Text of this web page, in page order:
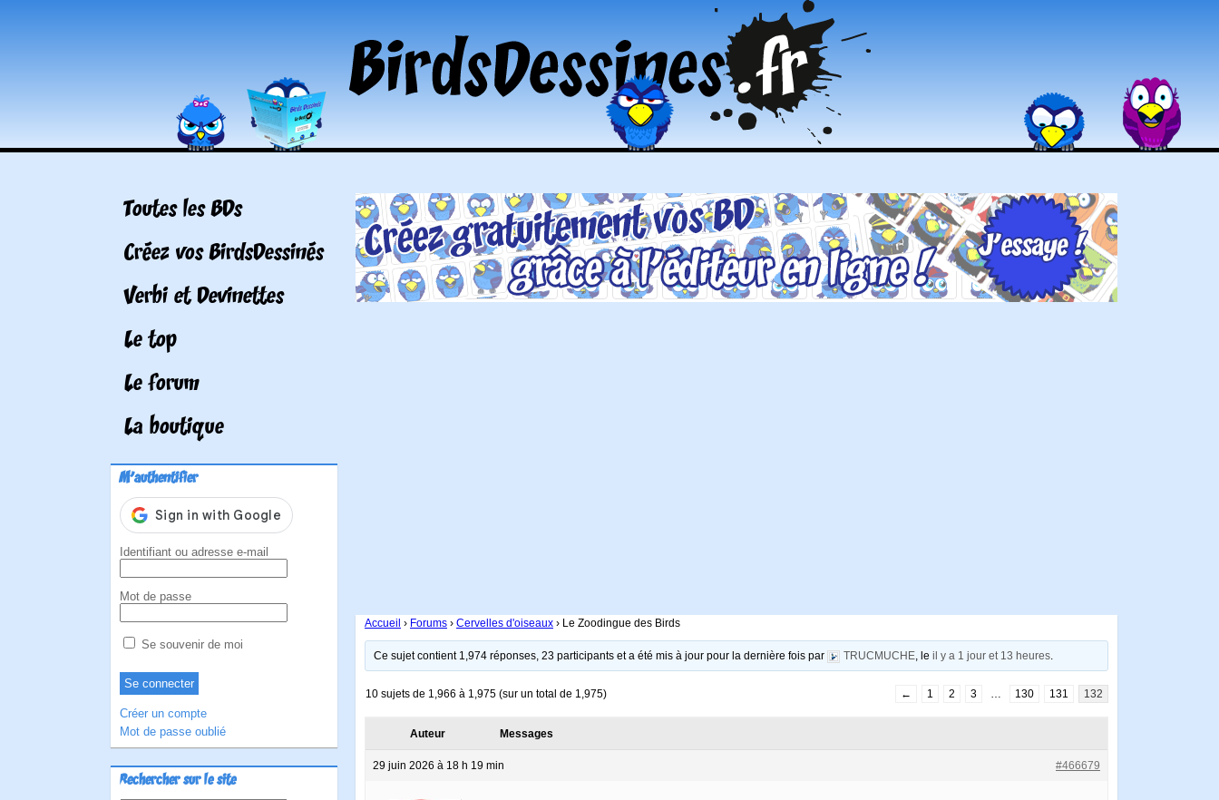
Toutes les BDs
Créez vos BirdsDessinés
Verbi et Devinettes
Le top
Le forum
La boutique
M'authentifier
Identifiant ou adresse e-mail
Mot de passe
Se souvenir de moi
Créer un compte
Mot de passe oublié
Rechercher sur le site
Accueil › Forums › Cervelles d'oiseaux › Le Zoodingue des Birds
Ce sujet contient 1,974 réponses, 23 participants et a été mis à jour pour la dernière fois par TRUCMUCHE, leil y a 1 jour et 13 heures.
10 sujets de 1,966 à 1,975 (sur un total de 1,975) ← 1 2 3 … 130 131 132
Auteur Messages
29 juin 2026 à 18 h 19 min #466679